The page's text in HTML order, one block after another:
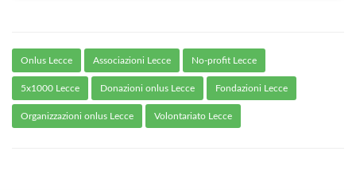
Onlus Lecce Associazioni Lecce No-profit Lecce
5x1000 Lecce Donazioni onlus Lecce Fondazioni Lecce
Organizzazioni onlus Lecce Volontariato Lecce